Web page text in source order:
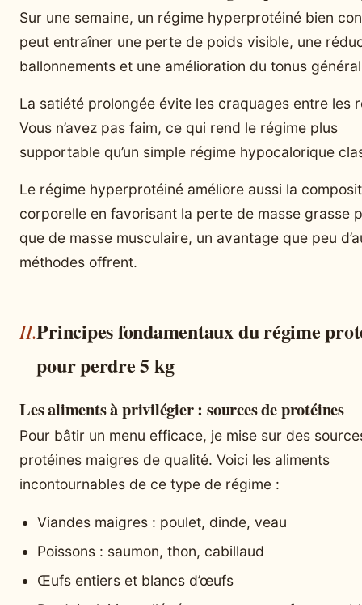
Sur une semaine, un régime hyperprotéiné bien
peut entraîner une perte de poids visible, une
ballonnements et une amélioration du tonus
La satiété prolongée évite les craquages entre les
Vous n’avez pas faim, ce qui rend le régime plus
supportable qu’un simple régime hypocalorique
Le régime hyperprotéiné améliore aussi la
corporelle en favorisant la perte de masse grasse
que de masse musculaire, un avantage que peu
méthodes offrent.
Principes fondamentaux du régime
pour perdre 5 kg
Les aliments à privilégier : sources de protéines
Pour bâtir un menu efficace, je mise sur des
protéines maigres de qualité. Voici les aliments
incontournables de ce type de régime :
Viandes maigres : poulet, dinde, veau
Poissons : saumon, thon, cabillaud
Œufs entiers et blancs d’œufs